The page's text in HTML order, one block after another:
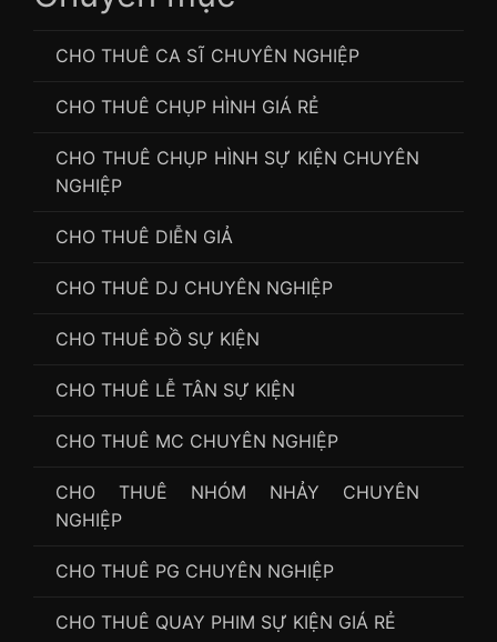
CHO THUÊ CA SĨ CHUYÊN NGHIỆP
CHO THUÊ CHỤP HÌNH GIÁ RẺ
CHO THUÊ CHỤP HÌNH SỰ KIỆN CHUYÊN
NGHIỆP
CHO THUÊ DIỄN GIẢ
CHO THUÊ DJ CHUYÊN NGHIỆP
CHO THUÊ ĐỒ SỰ KIỆN
CHO THUÊ LỄ TÂN SỰ KIỆN
CHO THUÊ MC CHUYÊN NGHIỆP
CHO THUÊ NHÓM NHẢY CHUYÊN
NGHIỆP
CHO THUÊ PG CHUYÊN NGHIỆP
CHO THUÊ QUAY PHIM SỰ KIỆN GIÁ RẺ